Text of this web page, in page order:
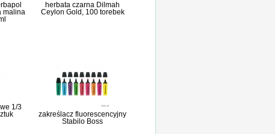
malina
herbata czarna Dilmah
Ceylon Gold, 100 torebek
1/3
zakreślacz fluorescencyjny
Stabilo Boss